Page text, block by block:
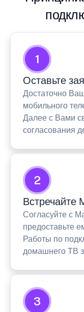
1
Оставьте
Достаточно
мобильного
Далее с Вами
согласования
2
Встречайте
Согласуйте с
предоставьте
Работы по
домашнего ТВ
3